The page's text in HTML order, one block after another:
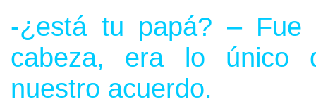
-¿está tu papá? –
cabeza, era lo único
nuestro acuerdo.